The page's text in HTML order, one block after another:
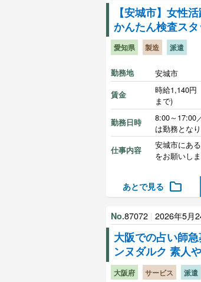
【安城市】女性
かんたん検査ス
愛知県 製造 派遣
勤務地 安城市
賃金
時給1,140
まで)
勤務日時
8:00～17:00
は勤務とな
仕事内容
安城市にあ
をお願いし
あとで見る folder
No.87072 2026年5月
大阪での占い師
ンヌダルク 素人
大阪府 サービス 派遣